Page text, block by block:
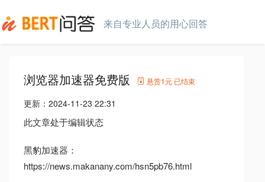
来自专业人员的用心回答
浏览器加速器免费版 悬赏1元 已结束
更新： 2024-11-23 22:31
此文章处于编辑状态
黑豹加速器：
https://news.makanany.com/hsn5pb76.html